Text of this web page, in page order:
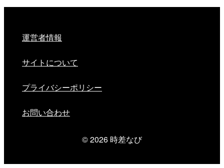
運営者情報
サイトについて
プライバシーポリシー
お問い合わせ
© 2026 時差なび